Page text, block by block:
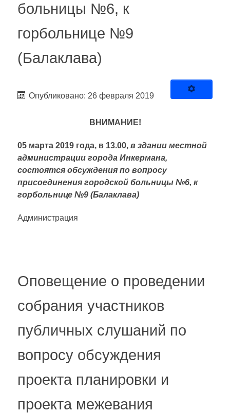
больницы №6, к
горбольнице №9
(Балаклава)
Опубликовано: 26 февраля 2019
ВНИМАНИЕ!
05 марта 2019 года, в 13.00, в здании местной
администрации города Инкермана,
состоятся обсуждения по вопросу
присоединения городской больницы №6, к
горбольнице №9 (Балаклава)
Администрация
Оповещение о проведении
собрания участников
публичных слушаний по
вопросу обсуждения
проекта планировки и
проекта межевания